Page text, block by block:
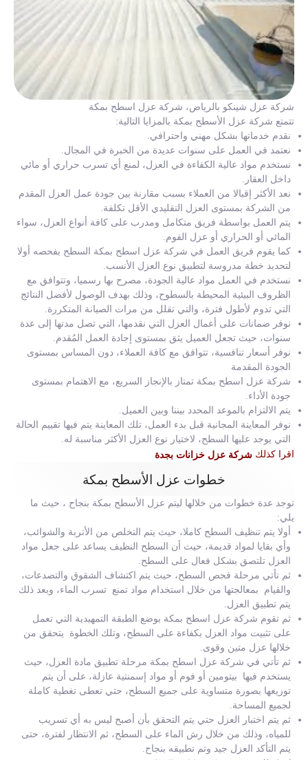
شركة عزل شينكو بالرياض، شركة عزل اسطح بمكة
تتمتع شركة عزل الأسطح بمكة بالمزايا التالية:
نقدم خدماتها بشكل مهني واحترافي.
نعتمد في العمل على سنوات عديدة من الخبرة في المجال.
نستخدم مواد عالية الكفاءة في العزل، لمنع أي تسرب حراري أو مائي
داخل العقار.
نعد الأكثر إقبالا من العملاء بسبب مقارنة بين جودة عمل العزل المقدم
من الشركة بمستوى العزل التقليدي الأقل تكلفة.
يتم العمل بواسطة فريق متكامل ومدرب على كافة أنواع العزل، سواء
المائي أو الحراري أو عزل الفوم.
كما يقوم فريق العمل في شركة عزل اسطح بمكة السطح بفحصه أولا
لتحديد خطة مدروسة لتطبيق نوع العزل الأنسب.
نستخدم في العمل مواد عالية الجودة، مصرح بها رسميا، وتتوافق مع
الظروف البيئية المحيطة بالسطوح، وذلك بهدف الوصول لأفضل النتائج
التي تدوم لأطول فترة، والتي تقلل من مرات الصيانة المتكررة.
نوفر ضمانات على أعمال العزل التي نقدمها، التي تصل مدتها إلى عدة
سنوات، حيث تجعل العميل يثق بمستوى إجادة العمل المُقدم.
نوفر أسعار تنافسية، تتوافق مع كافة العملاء، دون المساس بمستوى
الجودة المقدمة
شركة عزل اسطح بمكة تمتاز بالإنجاز السريع، مع الاهتمام بمستوى
جودة الأداء.
يتم الالتزام بالموعد المحدد بيننا وبين العميل.
نوفر المعاينة المجانية قبل بدء العمل، تلك المعاينة يتم فيها تقييم الحالة
التي يوجد عليها السطح، لاختيار نوع العزل الأكثر مناسبة له.
اقرا كذلك شركة عزل خزانات بجدة
خطوات عزل الأسطح بمكة
توجد عدة خطوات من خلالها ليتم عزل الأسطح بمكة بنجاح ، حيث ما
يلي:
أولا يتم تنظيف السطح كاملا، حيث يتم التخلص من الأتربة والشوائب،
وأي بقايا لمواد قديمة، حيث أن السطح النظيف يساعد على جعل مواد
العزل تلتصق بشكل فعال على السطح.
ثم تأتي مرحلة فحص السطح، حيث يتم اكتشاف الشقوق والتصدعات،
والقيام بمعالجتها من خلال استخدام مواد تمنع تسرب الماء، وبعد ذلك
يتم تطبيق العزل.
ثم تقوم شركة عزل اسطح بمكة بوضع الطبقة التمهيدية التي تعمل
على تثبيت مواد العزل بكفاءة على السطح، وتلك الخطوة يتحقق من
خلالها عزل متين وقوى.
ثم تأتي في شركة عزل اسطح بمكة مرحلة تطبيق مادة العزل، حيث
يستخدم فيها بيتومين أو فوم أو مواد إسمنتية عازلة، على أن يتم
توزيعها بصورة متساوية على جميع السطح، حتي تعطى تغطية كاملة
لجميع المساحة.
ثم يتم اختبار العزل حتي يتم التحقق بأن أصبح ليس به أي تسريب
للمياه، وذلك من خلال رش الماء على السطح، ثم الانتظار لفترة، حتى
يتم التأكد العزل جيد وتم تطبيقه بنجاح.